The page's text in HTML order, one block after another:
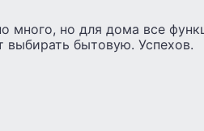
но для дома все
выбирать бытовую. Успехов.